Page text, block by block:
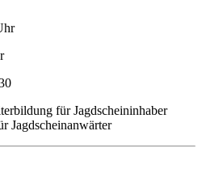
für Jagdscheininhaber
Jagdscheinanwärter